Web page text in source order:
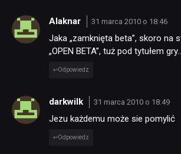
Alaknar 31 marca 2010 o 18:46
Jaka „zamknięta beta”, skoro na
„OPEN BETA”, tuż pod tytułem
Odpowiedz
darkwilk 31 marca 2010 o 18:49
Jezu każdemu może sie pomylić
Odpowiedz